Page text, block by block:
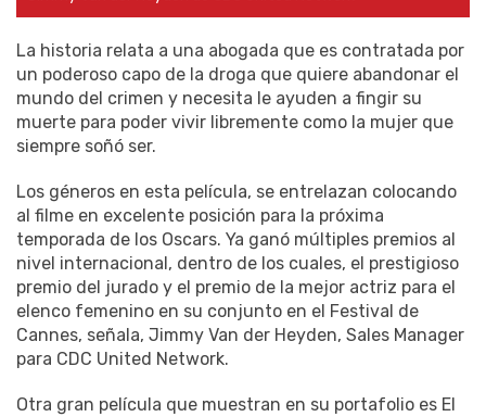
La historia relata a una abogada que es contratada por
un poderoso capo de la droga que quiere abandonar el
mundo del crimen y necesita le ayuden a fingir su
muerte para poder vivir libremente como la mujer que
siempre soñó ser.
Los géneros en esta película, se entrelazan colocando
al filme en excelente posición para la próxima
temporada de los Oscars. Ya ganó múltiples premios al
nivel internacional, dentro de los cuales, el prestigioso
premio del jurado y el premio de la mejor actriz para el
elenco femenino en su conjunto en el Festival de
Cannes, señala, Jimmy Van der Heyden, Sales Manager
para CDC United Network.
Otra gran película que muestran en su portafolio es El